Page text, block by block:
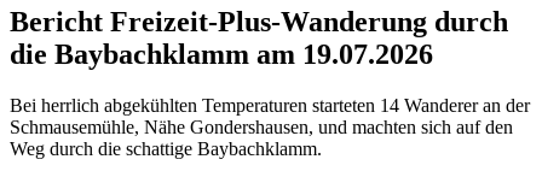
Bericht Freizeit-Plus-Wanderung durch
die Baybachklamm am 19.07.2026
Bei herrlich abgekühlten Temperaturen starteten 14 Wanderer an der
Schmausemühle, Nähe Gondershausen, und machten sich auf den
Weg durch die schattige Baybachklamm.